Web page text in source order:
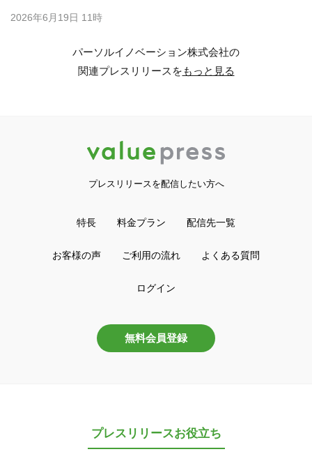
2026年6月19日 11時
パーソルイノベーション株式会社の
関連プレスリリースをもっと見る
プレスリリースを配信したい方へ
特長 料金プラン 配信先一覧
お客様の声 ご利用の流れ よくある質問
ログイン
無料会員登録
プレスリリースお役立ち